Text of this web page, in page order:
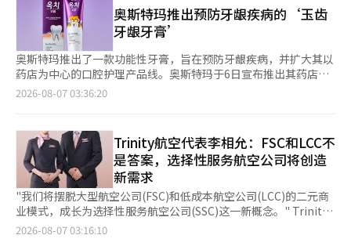
在推进年内竣工和商业运营的律村复合材料工厂，乐天化学还将加
强以功能性材料为中心的特种业务。 市场普遍认为此次扭亏为盈
反映了乐天化学业务重组的成效。高端材料业务稳定盈利，显著弥
补了基础化学部门的疲软。此外，如果大山工厂的分拆和丽水工厂
的业务重组等结构调整工作加速，将为中长期盈利能力的改善奠定
基础。 然而，中国大规模石油化工设备的扩建导致的供应过剩和
全球经济放缓等行业不确定性仍然是亟待解决的课题。 乐天化学
优化，并将继续灵活应对市场变化，构建可持续的增长基础。”※
本报道经人工智能（AI）系统翻译与编辑。
50岁人群的高端产品，但此次成功吸引了年轻消费者。分析认为，
设计、便携性和新的使用体验正好契合了1030年代年轻人的社交
媒体和内容消费偏好。年轻用户中iPhone的使用比例较高，他们
的转向折叠市场也显示出重要的变化。在三星率先占领市场的同
时，苹果即将发布的首款折叠手机也备受关注。业界普遍认为，苹
果将在9月9日（当地时间）举行新产品发布会，届时将发布
iPhone 18 Pro·Pro Max及首款折叠iPhone。苹果历来在美国劳
发布会的最大看点是苹果的首款折叠手机。业界预计，该手机将采
用内折式书本型折叠结构，配备约5.5英寸的外部显示屏和7.8英寸
的内部显示屏。很可能与三星新发布的Galaxy Fold8类似，属于宽
屏折叠手机。产品名称有可能为'iPhone Ultra'或'iPhone Fold'。
据悉，三星显示将独家供应折叠OLED面板，这意味着三星的显示
技术也将应用于苹果的首款折叠手机。苹果可能会采取与三星略有
不同的战略。三星通过提升硬件的完整性推动折叠手机的普及，而
苹果则可能更专注于改变'用户体验（UX）'。美国IT媒体9to5Mac
司已选择花旗全球市场证券作为出售主办方，正在推进100%股权
的出售。由于去年的息税折旧摊销前利润（EBITDA）达到1031亿
韩元，市场对其企业价值的评估在1万亿韩元左右。 香港私募基金
Affinity Equity Partners也选择德意志证券作为主办方，时隔三年
再次启动对经营汉堡王和蒂姆霍顿的BKR的出售。BKR去年的
EBITDA估算为1060亿韩元，市场对其身价的讨论也在1万亿韩元
左右。 高端及性价比自制汉堡品牌的出售活动也在加速。汉华百
在韩国的运营公司FG Korea的股份。最近，经营Frank Burger的
Frank F&B也选择三一PwC作为出售主办方，加入了出售行列。
Frank Burger在全国运营着600多家门店，去年EBITDA为60亿韩
元，市场对其企业价值的评估约为500亿韩元。 咖啡和炸鸡连锁的
交易也在加速进行。全球奶茶连锁品牌公茶已决定由全球私募基金
贝恩资本收购其最大股东TA Associates在韩国、日本、美国等全
球业务的全部股份。交易规模约为6.35亿美元（约9000亿韩
元），预计交易将在今年第四季度完成。国内私募基金VIG
奥斯特玛推出预防牙龈疾病的‘玉齿
牙龈牙膏’
奥斯特玛推出了一款功能性牙膏，旨在预防牙龈疾病，并扩大其以
药店为中心的口腔护理产品线。奥斯特玛于6日宣布推出其药店高
端口腔品牌‘玉齿’的新产品‘玉齿牙龈牙膏’。玉齿牙龈牙膏是
天然成分。核心成分积雪草定量提取物有助于舒缓和保护牙龈，缓
解牙龈出血和肿胀等初期炎症症状，并预防牙周疾病。此外，牙膏
还含有1000ppm的氟和去除牙菌斑的成分，增强了龋齿预防和口
腔清洁的功能。奥斯特玛相关人士表示：“牙龈疾病的预防管理比
症状出现后的治疗更为重要。”并表示：“基于奥斯特玛在牙科领
域的专业性，我们将持续扩大能够保护口腔健康的产品线。”另一
方面，根据健康保险审查评价院发布的‘2024年门诊常见疾病统
计’显示，牙龈病患者人数达到了1958万，超过了感冒（约1760
2026-08-07 03:36:20
Trinity航空代表李相允：FSC和LCC不
是答案，选择性服务航空公司将创造
新需求
"我们将摆脱大型航空公司(FSC)和低成本航空公司(LCC)的二元商
业模式，成长为选择性服务航空公司(SSC)这一新概念。" Trinity
航空代表李相允在6日于首尔索诺佩利切会议中心举行的“Trinity
2026-08-07 03:16:10